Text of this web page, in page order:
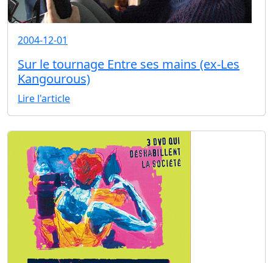
2004-12-01
Sur le tournage Entre ses mains (ex-Les
Kangourous)
Lire l'article